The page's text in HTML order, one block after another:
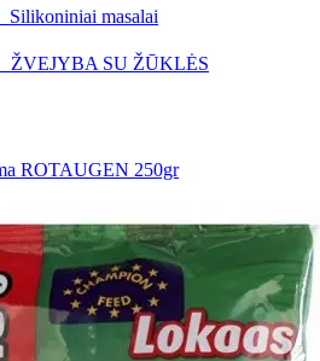
Silikoniniai masalai
ŽVEJYBA SU ŽŪKLĖS
ROTAUGEN 250gr